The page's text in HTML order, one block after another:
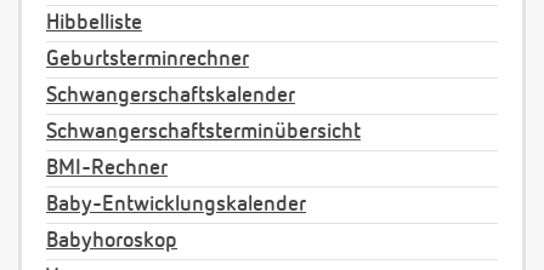
Hibbelliste
Geburtsterminrechner
Schwangerschaftskalender
Schwangerschaftsterminübersicht
BMI-Rechner
Baby-Entwicklungskalender
Babyhoroskop